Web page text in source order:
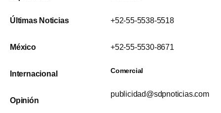
Últimas Noticias
México
Internacional
Opinión
+52-55-5538-5518
+52-55-5530-8671
Comercial
publicidad@sdpnoticias.com